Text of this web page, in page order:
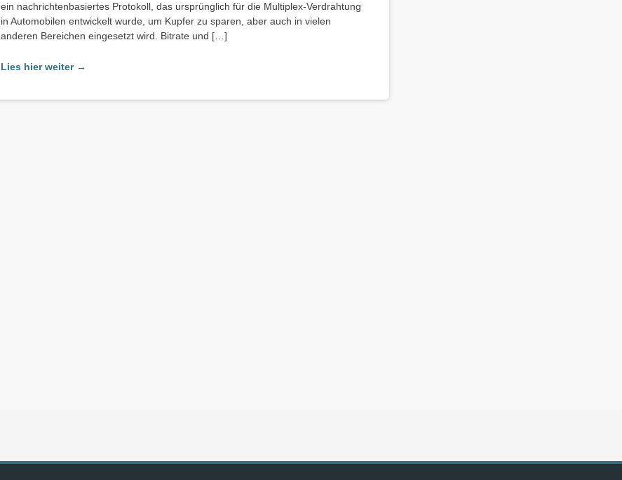
ein nachrichtenbasiertes Protokoll, das ursprünglich für die Multiplex-Verdrahtung
in Automobilen entwickelt wurde, um Kupfer zu sparen, aber auch in vielen
anderen Bereichen eingesetzt wird. Bitrate und […]
Lies hier weiter →